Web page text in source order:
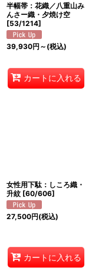
半幅帯：花織／八重山み
んさー織・夕焼け空
[53/1214]
39,930円 ～ (税込)
カートに入れる
女性用下駄：しころ織・
升紋 [60/606]
27,500円(税込)
カートに入れる